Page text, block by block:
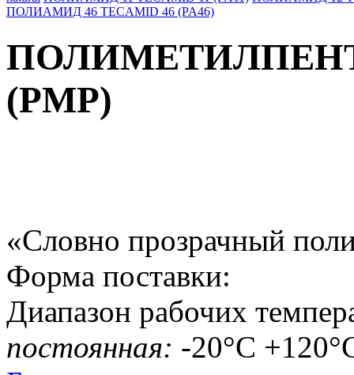
ПОЛИАМИД 46 TECAMID 46 (PA46)
(PMP)
«Словно прозрачный
Форма поставки:
Диапазон рабочих
постоянная: -20°C